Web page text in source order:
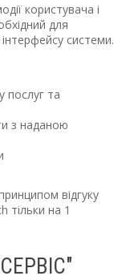
користувача і
для
інтерфейсу системи.
послуг та
з наданою
відгуку
тільки на 1